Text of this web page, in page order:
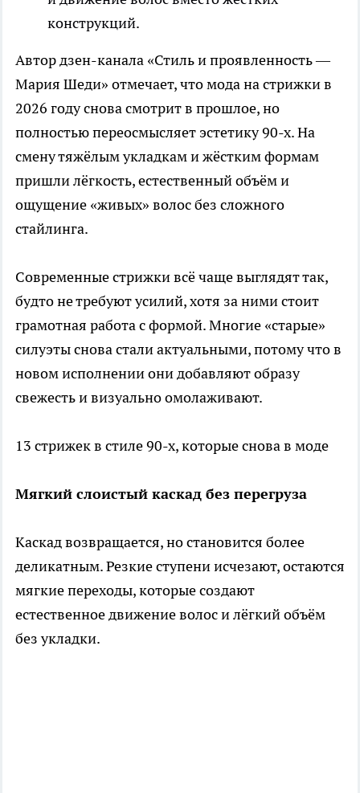
конструкций.
Автор дзен-канала «Стиль и проявленность —
Мария Шеди» отмечает, что мода на стрижки в
2026 году снова смотрит в прошлое, но
полностью переосмысляет эстетику 90-х. На
смену тяжёлым укладкам и жёстким формам
пришли лёгкость, естественный объём и
ощущение «живых» волос без сложного
стайлинга.
Современные стрижки всё чаще выглядят так,
будто не требуют усилий, хотя за ними стоит
грамотная работа с формой. Многие «старые»
силуэты снова стали актуальными, потому что в
новом исполнении они добавляют образу
свежесть и визуально омолаживают.
13 стрижек в стиле 90-х, которые снова в моде
Мягкий слоистый каскад без перегруза
Каскад возвращается, но становится более
деликатным. Резкие ступени исчезают, остаются
мягкие переходы, которые создают
естественное движение волос и лёгкий объём
без укладки.